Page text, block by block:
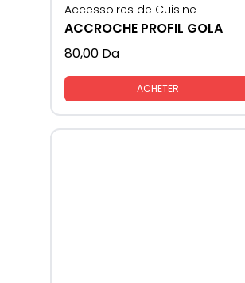
Accessoires de Cuisine
ACCROCHE PROFIL GOLA
80,00 Da
ACHETER